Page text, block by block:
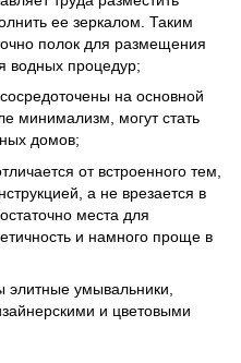
ее зеркалом. Таким
полок для размещения
водных процедур;
на основной
минимализм, могут стать
домов;
от встроенного тем,
а не врезается в
места для
и намного проще в
элитные умывальники,
и цветовыми